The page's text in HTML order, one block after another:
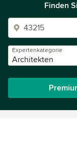
Finden
Expertenkategorie
Architekten